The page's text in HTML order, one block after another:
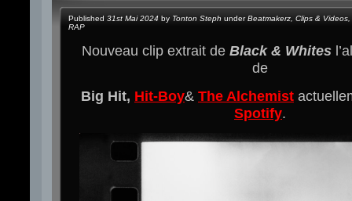
Published 31st Mai 2024 by Tonton Steph underBeatmakerz Clips & Videos
RAP
Nouveau clip extrait de Black & Whites
de
Big Hit, Hit-Boy& The Alchemist
Spotify.